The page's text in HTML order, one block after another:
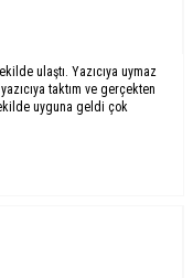
ulaştı. Yazıcıya uymaz
taktım ve gerçekten
uyguna geldi çok